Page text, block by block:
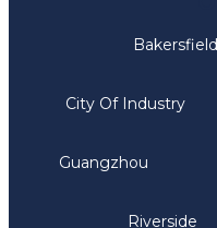
Bakersfield
City Of Industry
Guangzhou
Riverside